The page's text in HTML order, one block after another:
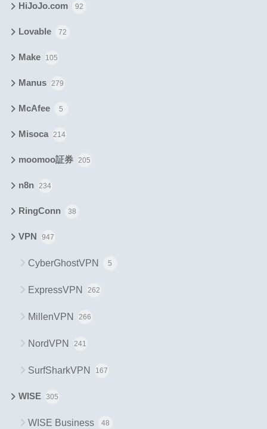
HiJoJo.com 92
Lovable 72
Make 105
Manus 279
McAfee 5
Misoca 214
moomoo証券 205
n8n 234
RingConn 38
VPN 947
CyberGhostVPN 5
ExpressVPN 262
MillenVPN 266
NordVPN 241
SurfSharkVPN 167
WISE 305
WISE Business 48